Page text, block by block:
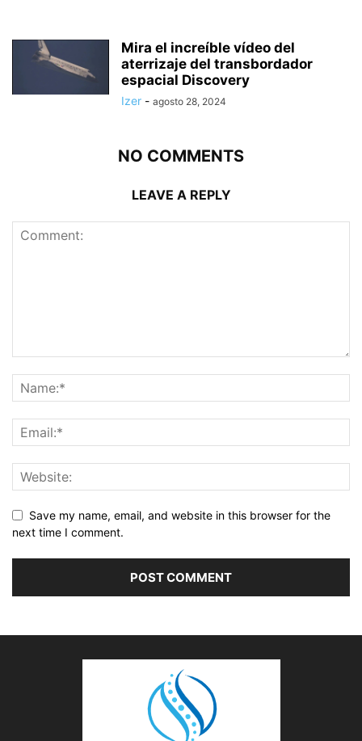
Mira el increíble vídeo del
aterrizaje del transbordador
espacial Discovery
Izer - agosto 28, 2024
NO COMMENTS
LEAVE A REPLY
Save my name, email, and website in this browser for the
next time I comment.